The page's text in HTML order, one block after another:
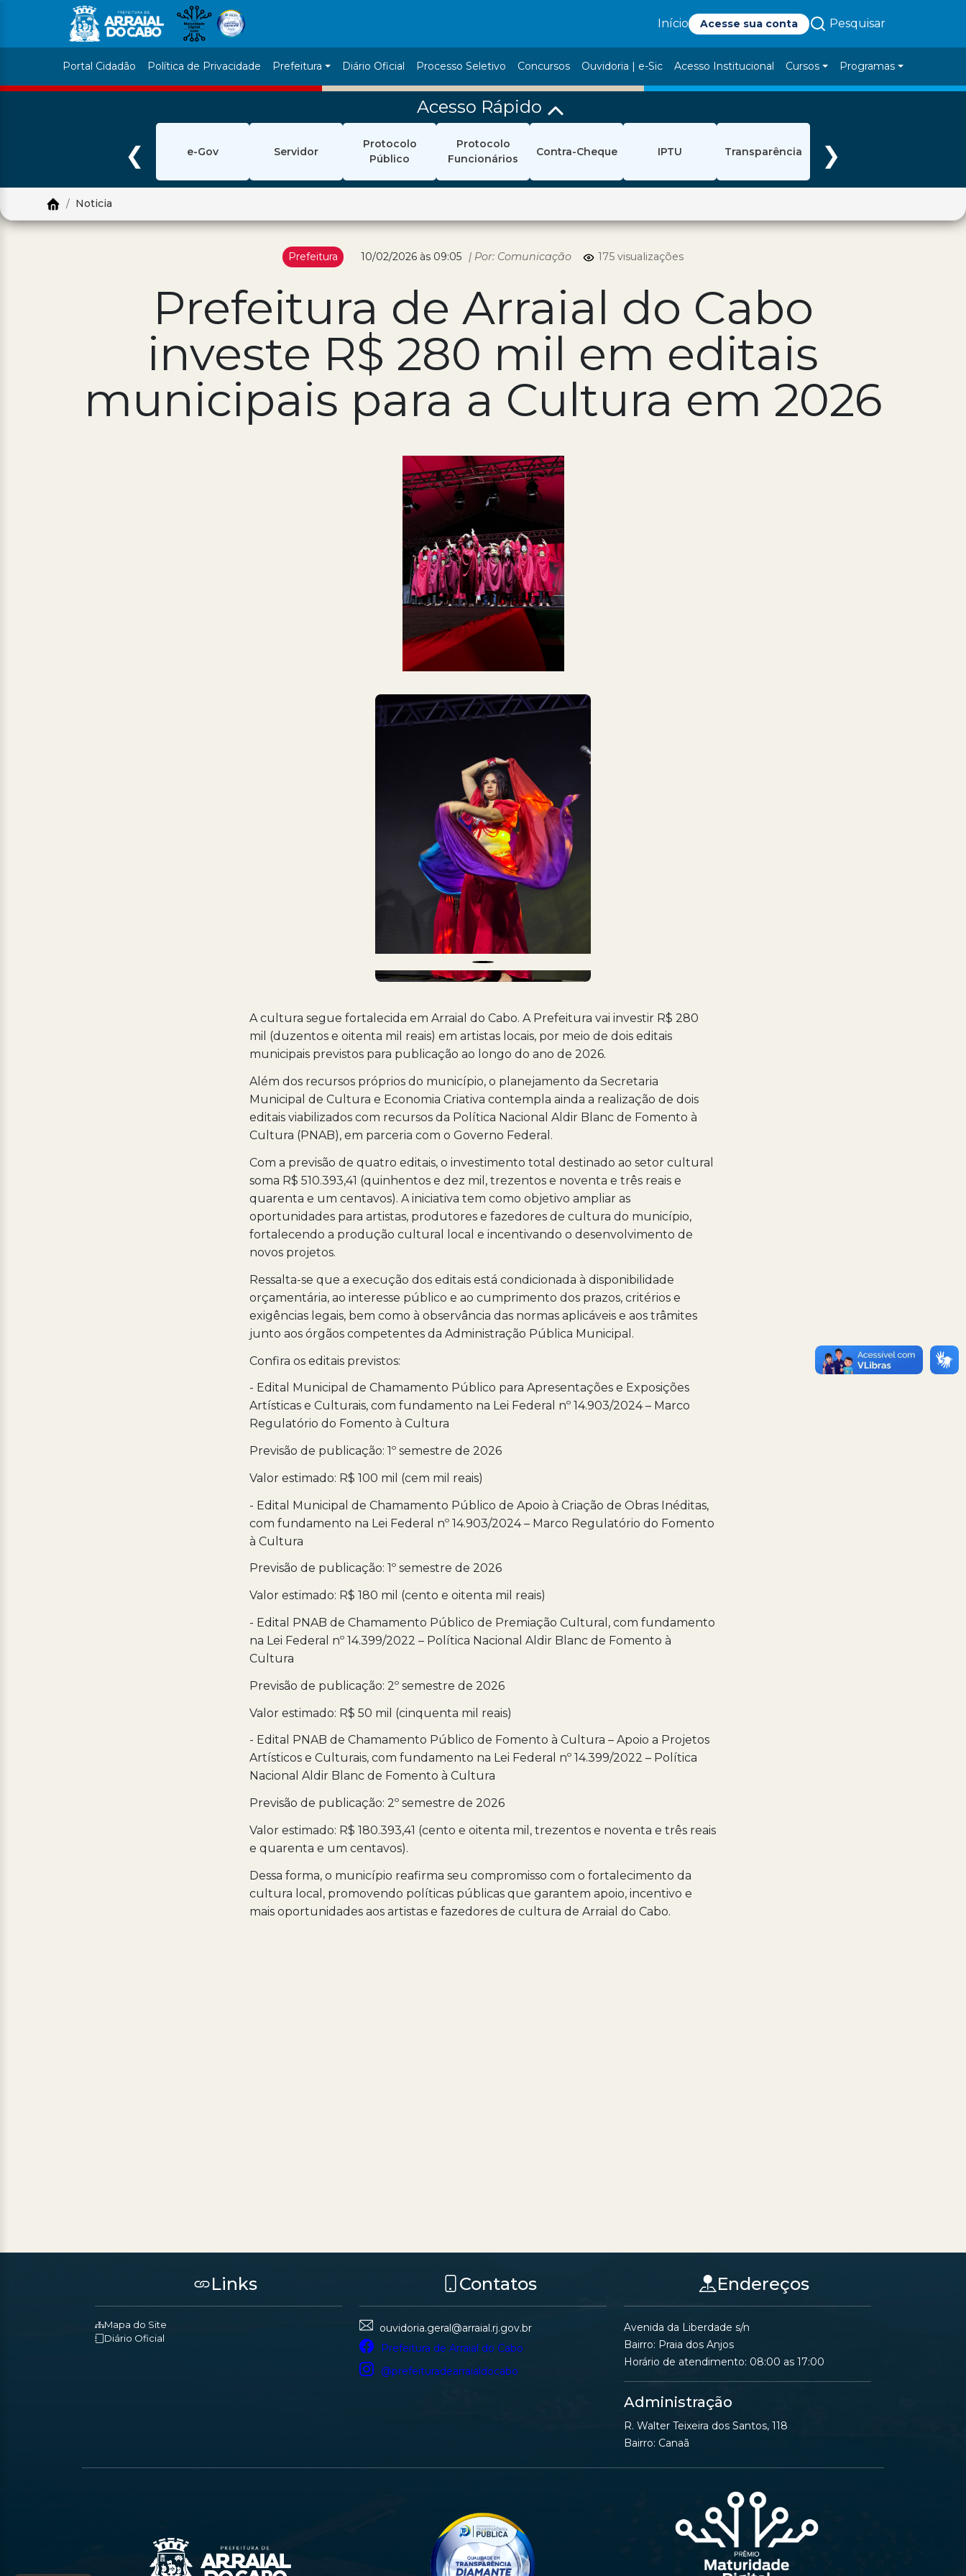
Início Acesse sua conta Pesquisar
Portal Cidadão Política de Privacidade Prefeitura Diário Oficial Processo Seletivo Concursos Ouvidoria | e-Sic Acesso Institucional Cursos Programas
Acesso Rápido
❮ e-Gov Servidor
Protocolo
Público
Protocolo
Funcionários
Contra-Cheque IPTU Transparência ❯
Noticia
Prefeitura 10/02/2026 às 09:05 | Por: Comunicação 175 visualizações
Prefeitura de Arraial do Cabo
investe R$ 280 mil em editais
municipais para a Cultura em 2026
A cultura segue fortalecida em Arraial do Cabo. A Prefeitura vai investir R$ 280
mil (duzentos e oitenta mil reais) em artistas locais, por meio de dois editais
municipais previstos para publicação ao longo do ano de 2026.
Além dos recursos próprios do município, o planejamento da Secretaria
Municipal de Cultura e Economia Criativa contempla ainda a realização de dois
editais viabilizados com recursos da Política Nacional Aldir Blanc de Fomento à
Cultura (PNAB), em parceria com o Governo Federal.
Com a previsão de quatro editais, o investimento total destinado ao setor cultural
soma R$ 510.393,41 (quinhentos e dez mil, trezentos e noventa e três reais e
quarenta e um centavos). A iniciativa tem como objetivo ampliar as
oportunidades para artistas, produtores e fazedores de cultura do município,
fortalecendo a produção cultural local e incentivando o desenvolvimento de
novos projetos.
Ressalta-se que a execução dos editais está condicionada à disponibilidade
orçamentária, ao interesse público e ao cumprimento dos prazos, critérios e
exigências legais, bem como à observância das normas aplicáveis e aos trâmites
junto aos órgãos competentes da Administração Pública Municipal.
Confira os editais previstos:
- Edital Municipal de Chamamento Público para Apresentações e Exposições
Artísticas e Culturais, com fundamento na Lei Federal nº 14.903/2024 – Marco
Regulatório do Fomento à Cultura
Previsão de publicação: 1º semestre de 2026
Valor estimado: R$ 100 mil (cem mil reais)
- Edital Municipal de Chamamento Público de Apoio à Criação de Obras Inéditas,
com fundamento na Lei Federal nº 14.903/2024 – Marco Regulatório do Fomento
à Cultura
Previsão de publicação: 1º semestre de 2026
Valor estimado: R$ 180 mil (cento e oitenta mil reais)
- Edital PNAB de Chamamento Público de Premiação Cultural, com fundamento
na Lei Federal nº 14.399/2022 – Política Nacional Aldir Blanc de Fomento à
Cultura
Previsão de publicação: 2º semestre de 2026
Valor estimado: R$ 50 mil (cinquenta mil reais)
- Edital PNAB de Chamamento Público de Fomento à Cultura – Apoio a Projetos
Artísticos e Culturais, com fundamento na Lei Federal nº 14.399/2022 – Política
Nacional Aldir Blanc de Fomento à Cultura
Previsão de publicação: 2º semestre de 2026
Valor estimado: R$ 180.393,41 (cento e oitenta mil, trezentos e noventa e três reais
e quarenta e um centavos).
Dessa forma, o município reafirma seu compromisso com o fortalecimento da
cultura local, promovendo políticas públicas que garantem apoio, incentivo e
mais oportunidades aos artistas e fazedores de cultura de Arraial do Cabo.
Links
Mapa do Site
Diário Oficial
Contatos
ouvidoria.geral@arraial.rj.gov.br
Prefeitura de Arraial do Cabo
@prefeituradearraialdocabo
Endereços
Avenida da Liberdade s/n
Bairro: Praia dos Anjos
Horário de atendimento: 08:00 as 17:00
Administração
R. Walter Teixeira dos Santos, 118
Bairro: Canaã